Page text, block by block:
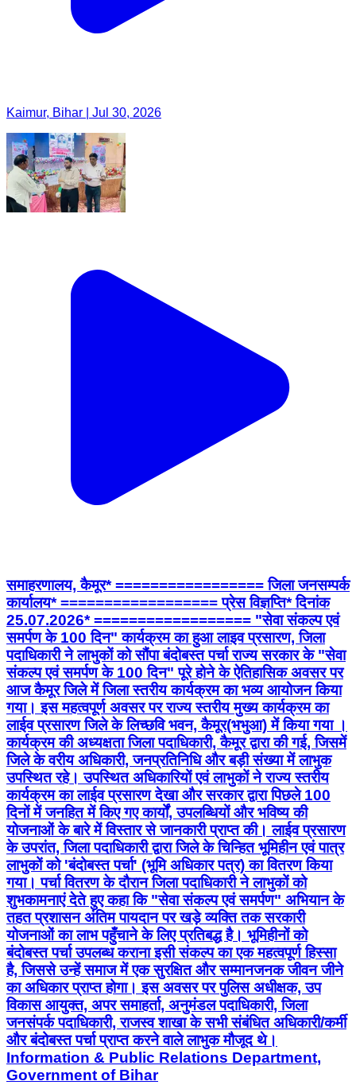
Kaimur, Bihar | Jul 30, 2026
समाहरणालय, कैमूर* ================= जिला जनसम्पर्क
कार्यालय* ================== प्रेस विज्ञप्ति* दिनांक
25.07.2026* ================== "सेवा संकल्प एवं
समर्पण के 100 दिन" कार्यक्रम का हुआ लाइव प्रसारण, जिला
पदाधिकारी ने लाभुकों को सौंपा बंदोबस्त पर्चा राज्य सरकार के "सेवा
संकल्प एवं समर्पण के 100 दिन" पूरे होने के ऐतिहासिक अवसर पर
आज कैमूर जिले में जिला स्तरीय कार्यक्रम का भव्य आयोजन किया
गया। इस महत्वपूर्ण अवसर पर राज्य स्तरीय मुख्य कार्यक्रम का
लाईव प्रसारण जिले के लिच्छवि भवन, कैमूर(भभुआ) में किया गया । ​
कार्यक्रम की अध्यक्षता जिला पदाधिकारी, कैमूर द्वारा की गई, जिसमें
जिले के वरीय अधिकारी, जनप्रतिनिधि और बड़ी संख्या में लाभुक
उपस्थित रहे। उपस्थित अधिकारियों एवं लाभुकों ने राज्य स्तरीय
कार्यक्रम का लाईव प्रसारण देखा और सरकार द्वारा पिछले 100
दिनों में जनहित में किए गए कार्यों, उपलब्धियों और भविष्य की
योजनाओं के बारे में विस्तार से जानकारी प्राप्त की। लाईव प्रसारण
के उपरांत, जिला पदाधिकारी द्वारा जिले के चिन्हित भूमिहीन एवं पात्र
लाभुकों को 'बंदोबस्त पर्चा' (भूमि अधिकार पत्र) का वितरण किया
गया। पर्चा वितरण के दौरान जिला पदाधिकारी ने लाभुकों को
शुभकामनाएं देते हुए कहा कि "सेवा संकल्प एवं समर्पण" अभियान के
तहत प्रशासन अंतिम पायदान पर खड़े व्यक्ति तक सरकारी
योजनाओं का लाभ पहुँचाने के लिए प्रतिबद्ध है। भूमिहीनों को
बंदोबस्त पर्चा उपलब्ध कराना इसी संकल्प का एक महत्वपूर्ण हिस्सा
है, जिससे उन्हें समाज में एक सुरक्षित और सम्मानजनक जीवन जीने
का अधिकार प्राप्त होगा। इस अवसर पर पुलिस अधीक्षक, उप
विकास आयुक्त, अपर समाहर्ता, अनुमंडल पदाधिकारी, जिला
जनसंपर्क पदाधिकारी, राजस्व शाखा के सभी संबंधित अधिकारी/कर्मी
और बंदोबस्त पर्चा प्राप्त करने वाले लाभुक मौजूद थे।
Information & Public Relations Department,
Government of Bihar